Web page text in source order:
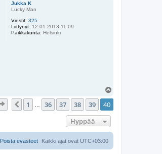
Jukka K
Lucky Man
Viestit: 325
Liittynyt: 12.01.2013 11:09
Paikkakunta: Helsinki
s
Sivu / 40
Edellinen
1 36 37 38 39 40
Hyppää
Kaikki ajat ovat UTC+03:00
Poista evästeet